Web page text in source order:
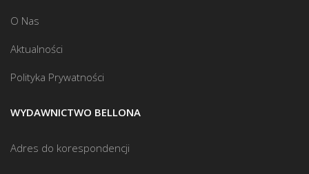
O Nas
Aktualności
Polityka Prywatności
WYDAWNICTWO BELLONA
Adres do korespondencji